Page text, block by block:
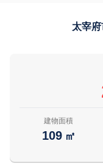
太宰
建物面積
109 ㎡